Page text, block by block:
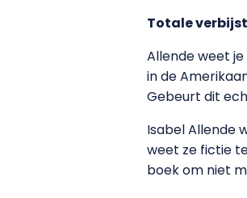
Totale
Allende weet
in de
Gebeurt dit
Isabel Allende
weet ze fictie
boek om niet